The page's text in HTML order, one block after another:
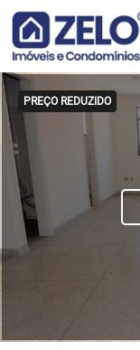
PREÇO REDUZIDO